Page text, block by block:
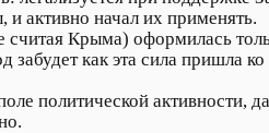
активно начал их применять.
Крыма) оформилась
как эта сила пришла
политической активности,